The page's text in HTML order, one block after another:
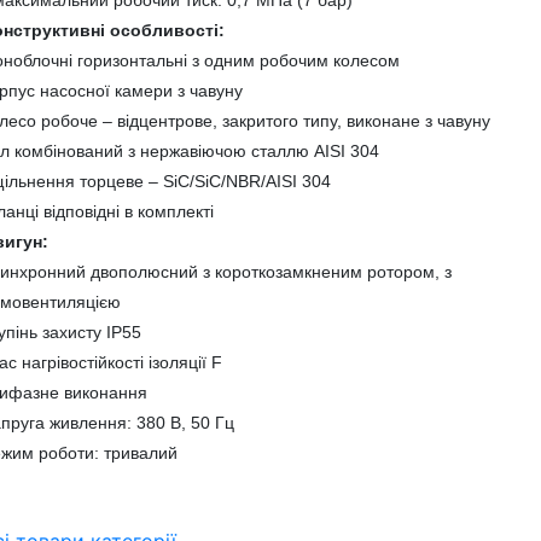
особливості:
горизонтальні з одним робочим колесом
насосної камери з чавуну
робоче – відцентрове, закритого типу, виконане з чавуну
комбінований з нержавіючою сталлю AISI 304
торцеве – SiC/SiC/NBR/AISI 304
відповідні в комплекті
двополюсний з короткозамкненим ротором, з
захисту IP55
нагрівостійкості ізоляції F
виконання
живлення: 380 В, 50 Гц
роботи: тривалий